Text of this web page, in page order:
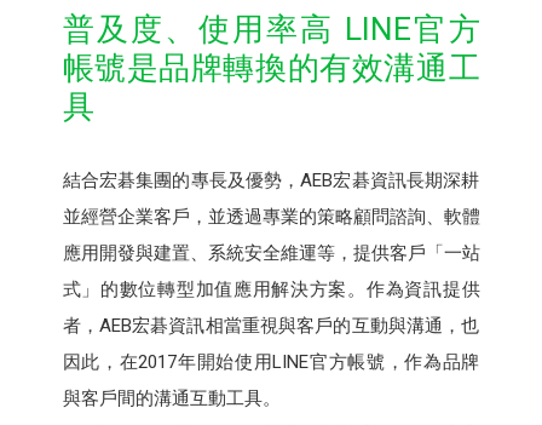
普及度、使用率高 LINE官方
帳號是品牌轉換的有效溝通工
具
結合宏碁集團的專長及優勢，AEB宏碁資訊長期深耕
並經營企業客戶，並透過專業的策略顧問諮詢、軟體
應用開發與建置、系統安全維運等，提供客戶「一站
式」的數位轉型加值應用解決方案。作為資訊提供
者，AEB宏碁資訊相當重視與客戶的互動與溝通，也
因此，在2017年開始使用LINE官方帳號，作為品牌
與客戶間的溝通互動工具。